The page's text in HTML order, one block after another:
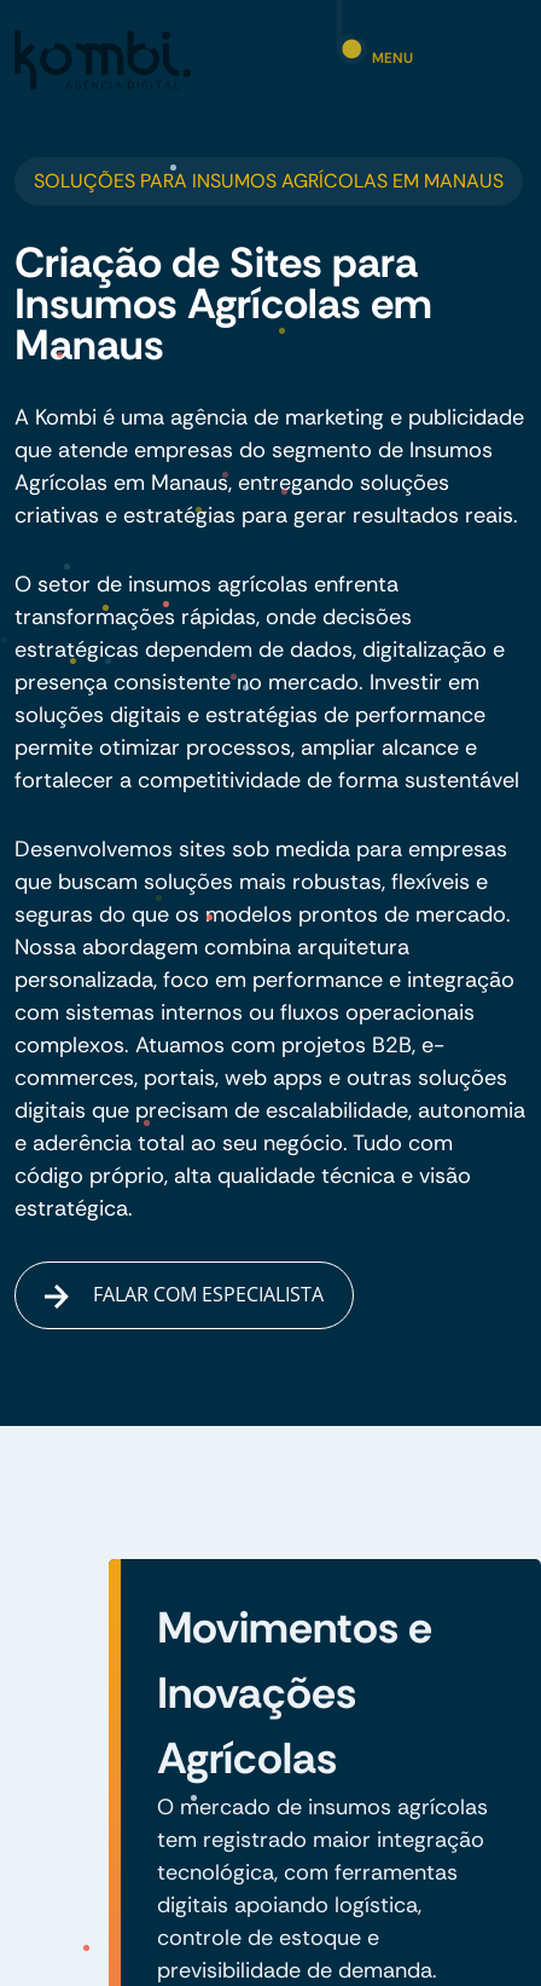
MENU
SOLUÇÕES PARA INSUMOS AGRÍCOLAS EM MANAUS
Criação de Sites para
Insumos Agrícolas em
Manaus
A Kombi é uma agência de marketing e publicidade
que atende empresas do segmento de Insumos
Agrícolas em Manaus, entregando soluções
criativas e estratégias para gerar resultados reais.
O setor de insumos agrícolas enfrenta
transformações rápidas, onde decisões
estratégicas dependem de dados, digitalização e
presença consistente no mercado. Investir em
soluções digitais e estratégias de performance
permite otimizar processos, ampliar alcance e
fortalecer a competitividade de forma sustentável
Desenvolvemos sites sob medida para empresas
que buscam soluções mais robustas, flexíveis e
seguras do que os modelos prontos de mercado.
Nossa abordagem combina arquitetura
personalizada, foco em performance e integração
com sistemas internos ou fluxos operacionais
complexos. Atuamos com projetos B2B, e-
commerces, portais, web apps e outras soluções
digitais que precisam de escalabilidade, autonomia
e aderência total ao seu negócio. Tudo com
código próprio, alta qualidade técnica e visão
estratégica.
FALAR COM ESPECIALISTA
Movimentos e
Inovações
Agrícolas
O mercado de insumos agrícolas
tem registrado maior integração
tecnológica, com ferramentas
digitais apoiando logística,
controle de estoque e
previsibilidade de demanda.